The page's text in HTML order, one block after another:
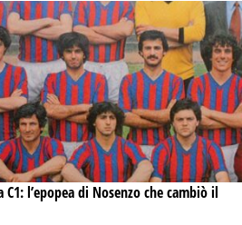
l’epopea di Nosenzo che cambiò il